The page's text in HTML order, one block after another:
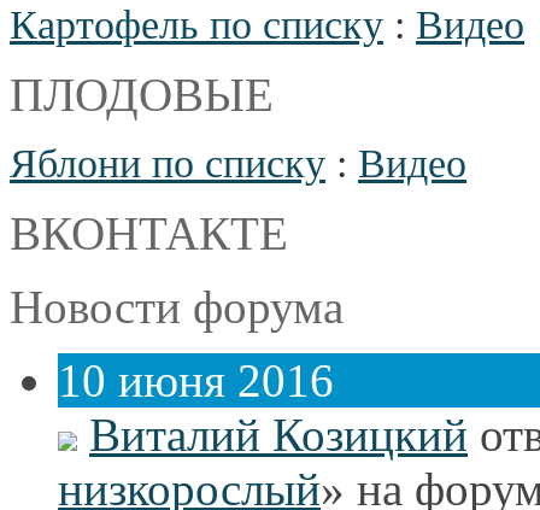
Картофель по списку : Видео
ПЛОДОВЫЕ
Яблони по списку : Видео
ВКОНТАКТЕ
Новости форума
10 июня 2016
Виталий Козицкий
низкорослый» на